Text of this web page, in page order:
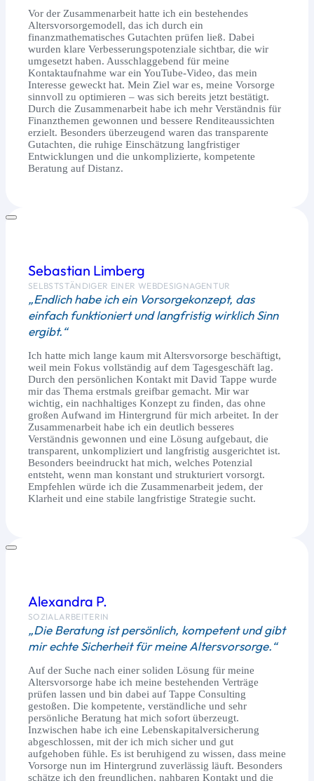
Vor der Zusammenarbeit hatte ich ein bestehendes
Altersvorsorgemodell, das ich durch ein
finanzmathematisches Gutachten prüfen ließ. Dabei
wurden klare Verbesserungspotenziale sichtbar, die wir
umgesetzt haben. Ausschlaggebend für meine
Kontaktaufnahme war ein YouTube-Video, das mein
Interesse geweckt hat. Mein Ziel war es, meine Vorsorge
sinnvoll zu optimieren – was sich bereits jetzt bestätigt.
Durch die Zusammenarbeit habe ich mehr Verständnis für
Finanzthemen gewonnen und bessere Renditeaussichten
erzielt. Besonders überzeugend waren das transparente
Gutachten, die ruhige Einschätzung langfristiger
Entwicklungen und die unkomplizierte, kompetente
Beratung auf Distanz.
Sebastian Limberg
SELBSTSTÄNDIGER EINER WEBDESIGNAGENTUR
„Endlich habe ich ein Vorsorgekonzept, das
einfach funktioniert und langfristig wirklich Sinn
ergibt.“
Ich hatte mich lange kaum mit Altersvorsorge beschäftigt,
weil mein Fokus vollständig auf dem Tagesgeschäft lag.
Durch den persönlichen Kontakt mit David Tappe wurde
mir das Thema erstmals greifbar gemacht. Mir war
wichtig, ein nachhaltiges Konzept zu finden, das ohne
großen Aufwand im Hintergrund für mich arbeitet. In der
Zusammenarbeit habe ich ein deutlich besseres
Verständnis gewonnen und eine Lösung aufgebaut, die
transparent, unkompliziert und langfristig ausgerichtet ist.
Besonders beeindruckt hat mich, welches Potenzial
entsteht, wenn man konstant und strukturiert vorsorgt.
Empfehlen würde ich die Zusammenarbeit jedem, der
Klarheit und eine stabile langfristige Strategie sucht.
Alexandra P.
SOZIALARBEITERIN
„Die Beratung ist persönlich, kompetent und gibt
mir echte Sicherheit für meine Altersvorsorge.“
Auf der Suche nach einer soliden Lösung für meine
Altersvorsorge habe ich meine bestehenden Verträge
prüfen lassen und bin dabei auf Tappe Consulting
gestoßen. Die kompetente, verständliche und sehr
persönliche Beratung hat mich sofort überzeugt.
Inzwischen habe ich eine Lebenskapitalversicherung
abgeschlossen, mit der ich mich sicher und gut
aufgehoben fühle. Es ist beruhigend zu wissen, dass meine
Vorsorge nun im Hintergrund zuverlässig läuft. Besonders
schätze ich den freundlichen, nahbaren Kontakt und die